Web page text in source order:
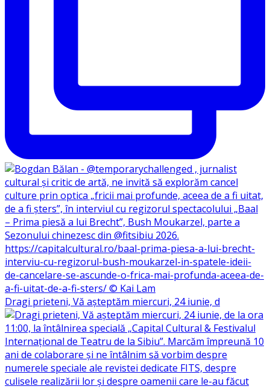
Dragi prieteni, Vă așteptăm miercuri, 24 iunie, d